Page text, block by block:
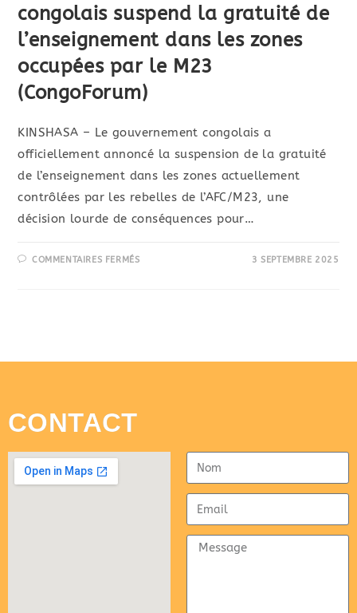
congolais suspend la gratuité de
l’enseignement dans les zones
occupées par le M23
(CongoForum)
KINSHASA – Le gouvernement congolais a
officiellement annoncé la suspension de la gratuité
de l’enseignement dans les zones actuellement
contrôlées par les rebelles de l’AFC/M23, une
décision lourde de conséquences pour…
COMMENTAIRES FERMÉS 3 SEPTEMBRE 2025
CONTACT